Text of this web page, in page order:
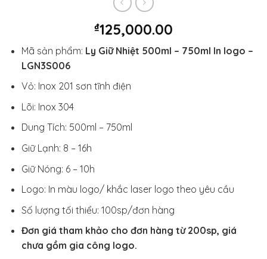
₫125,000.00
Mã sản phẩm: Ly Giữ Nhiệt 500ml – 750ml In logo –
LGN3S006
Vỏ: Inox 201 sơn tĩnh điện
Lõi: Inox 304
Dung Tích: 500ml – 750ml
Giữ Lạnh: 8 – 16h
Giữ Nóng: 6 – 10h
Logo: In màu logo/ khắc laser logo theo yêu cầu
Số lượng tối thiểu: 100sp/đơn hàng
Đơn giá tham khảo cho đơn hàng từ 200sp, giá
chưa gồm gia công logo.